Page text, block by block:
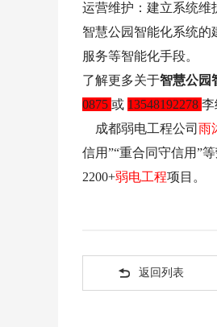
运营维护：建立系统维
智慧公园智能化系统
服务等智能化手段。
了解更多关于智慧公园
0875 或 13548192278 李
成都弱电工程公司 雨
信用”“重合同守信用”
2200+弱电工程项目 。
 返回列表